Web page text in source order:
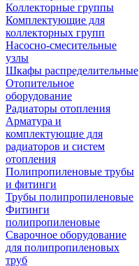
Коллекторные группы
Комплектующие для
коллекторных групп
Насосно-смесительные
узлы
Шкафы распределительные
Отопительное
оборудование
Радиаторы отопления
Арматура и
комплектующие для
радиаторов и систем
отопления
Полипропиленовые трубы
и фитинги
Трубы полипропиленовые
Фитинги
полипропиленовые
Сварочное оборудование
для полипропиленовых
труб